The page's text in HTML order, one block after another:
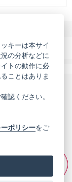
除く）
ム
キーは本サイ
の分析などに
トの動作に必
ことはありま
認ください。
ポリシーをご